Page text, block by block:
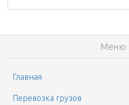
Меню
Главная
Перевозка грузов